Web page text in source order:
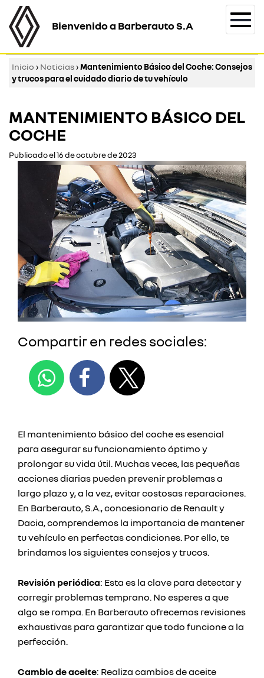
Bienvenido a Barberauto S.A
Inicio › Noticias›Mantenimiento Básico del Coche: Consejos
y trucos para el cuidado diario de tu vehículo
MANTENIMIENTO BÁSICO DEL
COCHE
Publicado el 16 de octubre de 2023
Compartir en redes sociales:
El mantenimiento básico del coche es esencial
para asegurar su funcionamiento óptimo y
prolongar su vida útil. Muchas veces, las pequeñas
acciones diarias pueden prevenir problemas a
largo plazo y, a la vez, evitar costosas reparaciones.
En Barberauto, S.A., concesionario de Renault y
Dacia, comprendemos la importancia de mantener
tu vehículo en perfectas condiciones. Por ello, te
brindamos los siguientes consejos y trucos.
Revisión periódica: Esta es la clave para detectar y
corregir problemas temprano. No esperes a que
algo se rompa. En Barberauto ofrecemos revisiones
exhaustivas para garantizar que todo funcione a la
perfección.
Cambio de aceite: Realiza cambios de aceite